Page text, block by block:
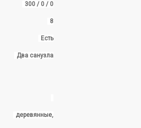
300 / 0 / 0
8
Есть
Два санузла
деревянные,